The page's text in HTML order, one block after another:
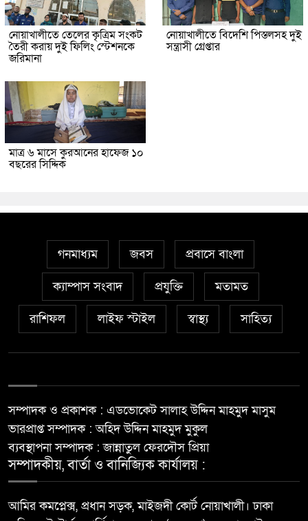
নোয়াখালীতে তেলের কৃত্রিম সংকট
তৈরী করায় দুই ফিলিং স্টেশনকে
জরিমানা
নোয়াখালীতে বিদেশি পিস্তলসহ দুই
সন্ত্রাসী গ্রেপ্তার
মাত্র ৬ মাসে কুরআনের হাফেজ ১০
বছরের সিদ্দিক
গনমাধ্যম জবস প্রবাসে বাংলা
ক্যাম্পাস সংবাদ প্রযুক্তি মতামত
রাশিফল লাইফ স্টাইল স্বাস্থ্য সাহিত্য
সম্পাদক ও প্রকাশক : এডভোকেট সালাহ উদ্দিন মাহমুদ মাসুম
ভারপ্রাপ্ত সম্পাদক : অহিদ উদ্দিন মাহমুদ মুকুল
ব্যবস্থাপনা সম্পাদক : জান্নাতুল ফেরদৌস প্রিয়া
সম্পাদকীয়, বার্তা ও বানিজ্যিক কার্যালয় :
আমির কমপ্লেক্স, প্রধান সড়ক, মাইজদী কোর্ট নোয়াখালী। ঢাকা